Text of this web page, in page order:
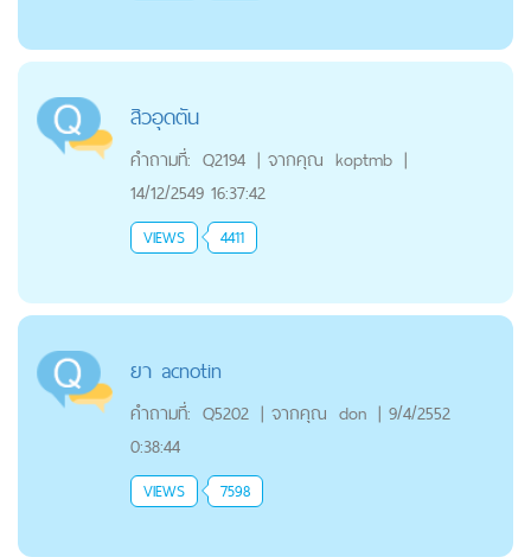
สิวอุดตัน
คำถามที่: Q2194 | จากคุณ koptmb |
14/12/2549 16:37:42
VIEWS 4411
ยา acnotin
คำถามที่: Q5202 | จากคุณ don | 9/4/2552
0:38:44
VIEWS 7598